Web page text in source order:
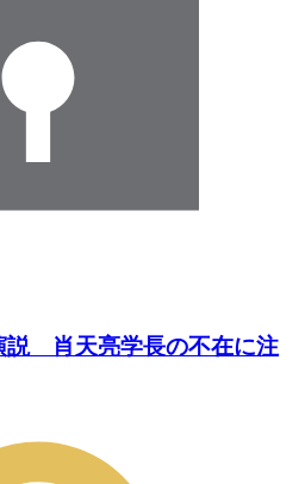
説 肖天亮学長の不在に注